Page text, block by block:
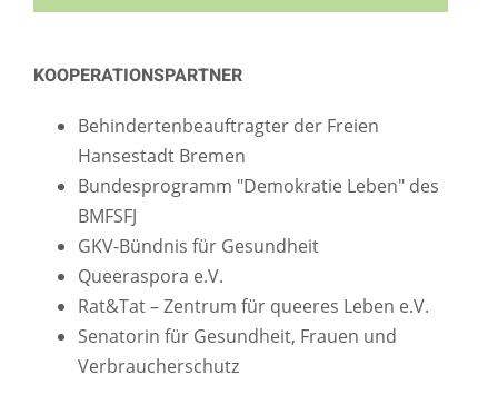
KOOPERATIONSPARTNER
Behindertenbeauftragter der Freien
Hansestadt Bremen
Bundesprogramm "Demokratie Leben" des
BMFSFJ
GKV-Bündnis für Gesundheit
Queeraspora e.V.
Rat&Tat – Zentrum für queeres Leben e.V.
Senatorin für Gesundheit, Frauen und
Verbraucherschutz